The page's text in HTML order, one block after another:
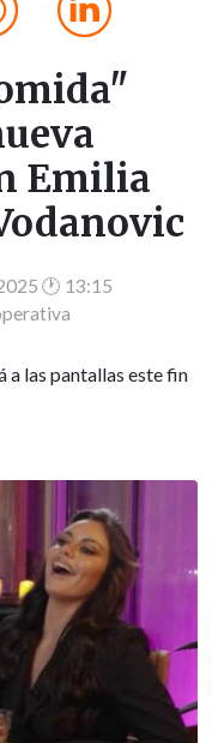
Emilia
🕐 13:15
a las pantallas este fin